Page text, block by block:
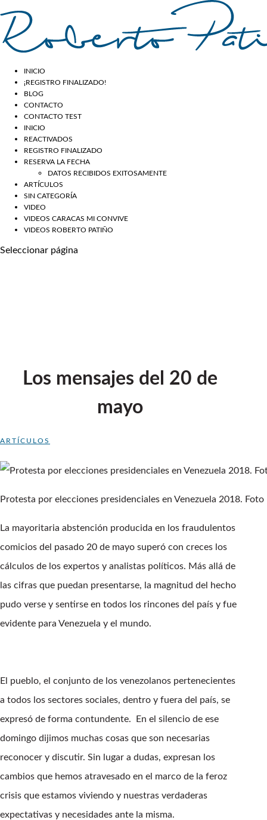
INICIO
¡REGISTRO FINALIZADO!
BLOG
CONTACTO
CONTACTO TEST
INICIO
REACTIVADOS
REGISTRO FINALIZADO
RESERVA LA FECHA
DATOS RECIBIDOS EXITOSAMENTE
ARTÍCULOS
SIN CATEGORÍA
VIDEO
VIDEOS CARACAS MI CONVIVE
VIDEOS ROBERTO PATIÑO
Seleccionar página
Los mensajes del 20 de
mayo
ARTÍCULOS
Protesta por elecciones presidenciales en Venezuela 2018. Foto
La mayoritaria abstención producida en los fraudulentos
comicios del pasado 20 de mayo superó con creces los
cálculos de los expertos y analistas políticos. Más allá de
las cifras que puedan presentarse, la magnitud del hecho
pudo verse y sentirse en todos los rincones del país y fue
evidente para Venezuela y el mundo.
El pueblo, el conjunto de los venezolanos pertenecientes
a todos los sectores sociales, dentro y fuera del país, se
expresó de forma contundente. En el silencio de ese
domingo dijimos muchas cosas que son necesarias
reconocer y discutir. Sin lugar a dudas, expresan los
cambios que hemos atravesado en el marco de la feroz
crisis que estamos viviendo y nuestras verdaderas
expectativas y necesidades ante la misma.